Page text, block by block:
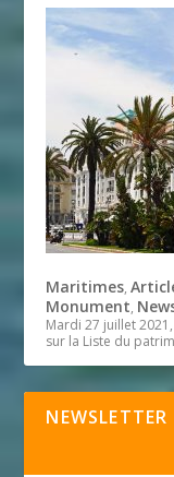
Maritimes,
Monument,
Mardi 27 juillet
sur la Liste du
NEWSLETTER